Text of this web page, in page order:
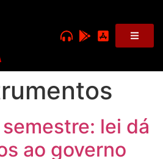
lei dá
ao governo